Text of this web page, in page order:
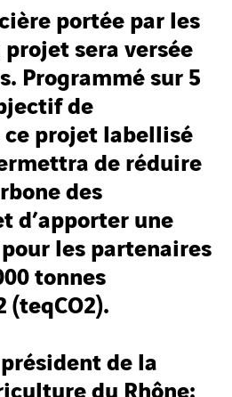
portée par les
sera versée
Programmé sur 5
de
projet labellisé
de réduire
des
d’apporter une
les partenaires
tonnes
(teqCO2).
de la
du Rhône: